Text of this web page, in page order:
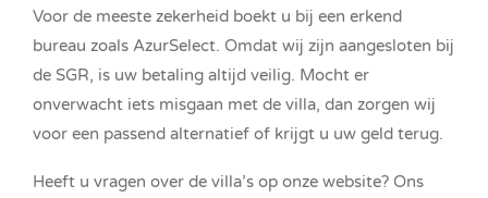
Voor de meeste zekerheid boekt u bij een erkend
bureau zoals AzurSelect. Omdat wij zijn aangesloten bij
de SGR, is uw betaling altijd veilig. Mocht er
onverwacht iets misgaan met de villa, dan zorgen wij
voor een passend alternatief of krijgt u uw geld terug.
Heeft u vragen over de villa’s op onze website? Ons